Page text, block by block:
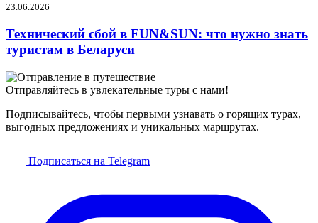
23.06.2026
Технический сбой в FUN&SUN: что нужно знать
туристам в Беларуси
Отправляйтесь в увлекательные туры с нами!
Подписывайтесь, чтобы первыми узнавать о горящих турах,
выгодных предложениях и уникальных маршрутах.
Подписаться на Telegram